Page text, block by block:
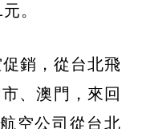
。
銷，從台北飛
、澳門，來回
空公司從台北